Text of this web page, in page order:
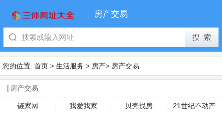
房产交易
您的位置: 首页 > 生活服务 > 房产> 房产交易
房产交易
链家网 我爱我家 贝壳找房 21世纪不动产